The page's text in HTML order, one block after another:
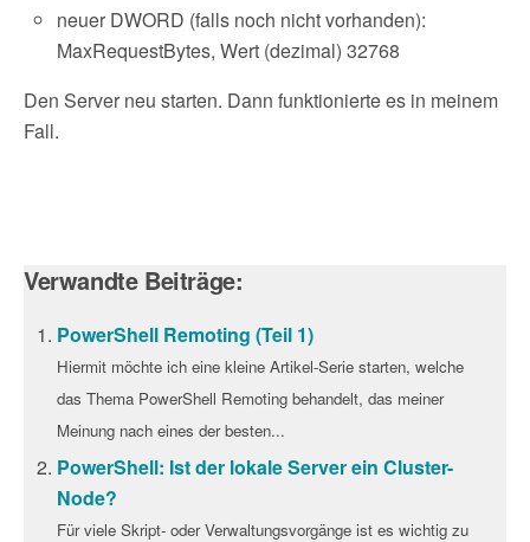
neuer DWORD (falls noch nicht vorhanden):
MaxRequestBytes, Wert (dezimal) 32768
Den Server neu starten. Dann funktionierte es in meinem
Fall.
Verwandte Beiträge:
PowerShell Remoting (Teil 1)
Hiermit möchte ich eine kleine Artikel-Serie starten, welche
das Thema PowerShell Remoting behandelt, das meiner
Meinung nach eines der besten...
PowerShell: Ist der lokale Server ein Cluster-
Node?
Für viele Skript- oder Verwaltungsvorgänge ist es wichtig zu